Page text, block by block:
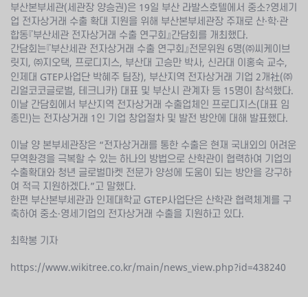
부산본부세관(세관장 양승권)은 19일 부산 라발스호텔에서 중소?영세기
업 전자상거래 수출 확대 지원을 위해 부산본부세관장 주재로 산·학·관
합동『부산세관 전자상거래 수출 연구회』간담회를 개최했다.
간담회는『부산세관 전자상거래 수출 연구회』전문위원 6명(㈜씨케이브
릿지, ㈜지오택, 프로디지스, 부산대 고승만 박사, 신라대 이홍숙 교수,
인제대 GTEP사업단 박혜주 팀장), 부산지역 전자상거래 기업 2개社(㈜
리얼코코글로벌, 테크니카) 대표 및 부산시 관계자 등 15명이 참석했다.
이날 간담회에서 부산지역 전자상거래 수출업체인 프로디지스(대표 임
종민)는 전자상거래 1인 기업 창업절차 및 발전 방안에 대해 발표했다.
이날 양 본부세관장은 “전자상거래를 통한 수출은 현재 국내외의 어려운
무역환경을 극복할 수 있는 하나의 방법으로 산학관이 협력하여 기업의
수출확대와 청년 글로벌마켓 전문가 양성에 도움이 되는 방안을 강구하
여 적극 지원하겠다.”고 말했다.
한편 부산본부세관과 인제대학교 GTEP사업단은 산학관 협력체계를 구
축하여 중소·영세기업의 전자상거래 수출을 지원하고 있다.
최학봉 기자
https://www.wikitree.co.kr/main/news_view.php?id=438240